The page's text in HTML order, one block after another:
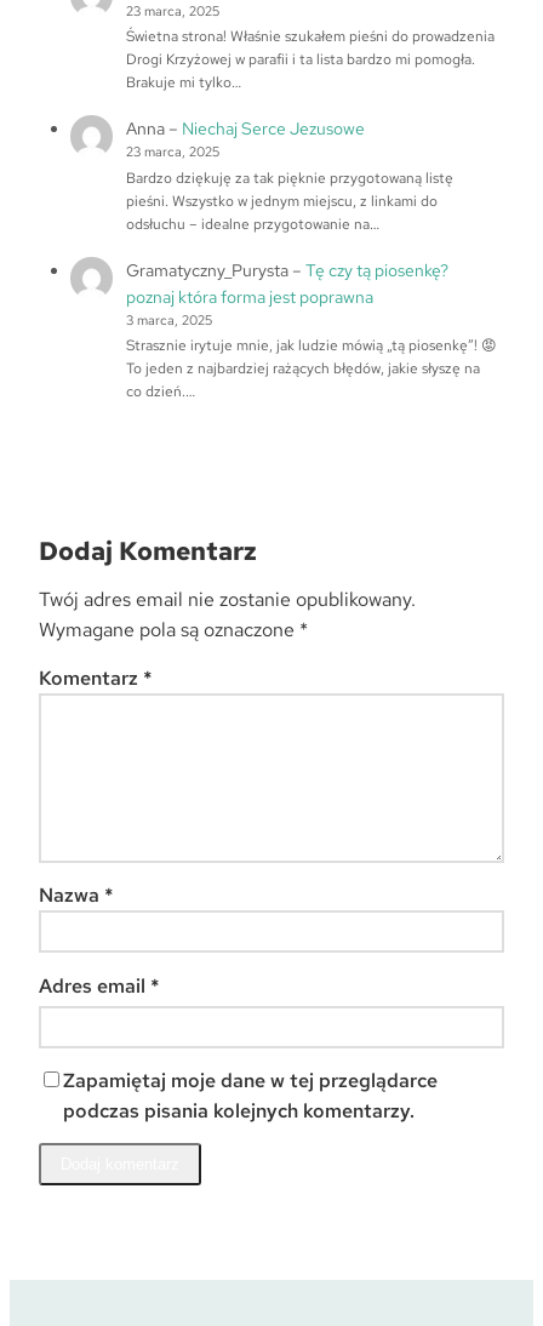
23 marca, 2025
Świetna strona! Właśnie szukałem pieśni do prowadzenia
Drogi Krzyżowej w parafii i ta lista bardzo mi pomogła.
Brakuje mi tylko…
Anna– Niechaj Serce Jezusowe
23 marca, 2025
Bardzo dziękuję za tak pięknie przygotowaną listę
pieśni. Wszystko w jednym miejscu, z linkami do
odsłuchu – idealne przygotowanie na…
Gramatyczny_Purysta– Tę czy tą piosenkę?
poznaj która forma jest poprawna
3 marca, 2025
Strasznie irytuje mnie, jak ludzie mówią „tą piosenkę”! 😡
To jeden z najbardziej rażących błędów, jakie słyszę na
co dzień.…
Dodaj Komentarz
Twój adres email nie zostanie opublikowany.
Wymagane pola są oznaczone *
Komentarz *
Nazwa *
Adres email *
Zapamiętaj moje dane w tej przeglądarce
podczas pisania kolejnych komentarzy.